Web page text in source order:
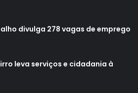
divulga 278 vagas de emprego
leva serviços e cidadania à